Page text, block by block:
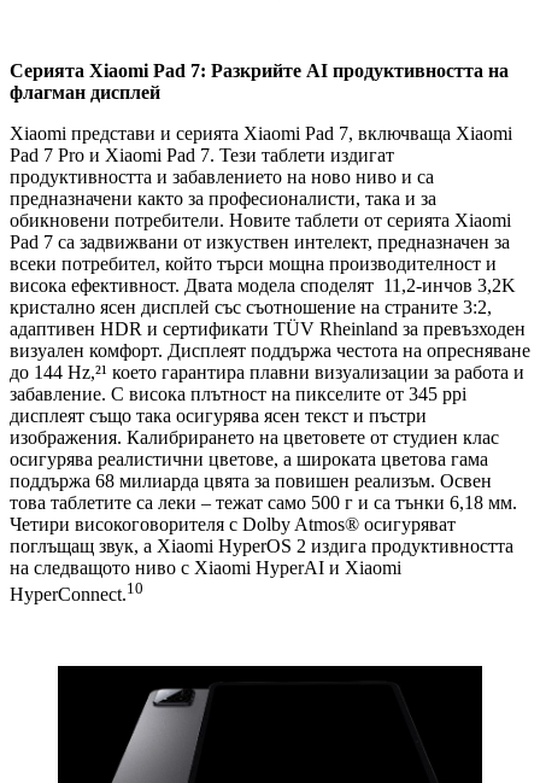
Серията Xiaomi Pad 7: Разкрийте AI продуктивността на
флагман дисплей
Xiaomi представи и серията Xiaomi Pad 7, включваща Xiaomi
Pad 7 Pro и Xiaomi Pad 7. Тези таблети издигат
продуктивността и забавлението на ново ниво и са
предназначени както за професионалисти, така и за
обикновени потребители. Новите таблети от серията Xiaomi
Pad 7 са задвижвани от изкуствен интелект, предназначен за
всеки потребител, който търси мощна производителност и
висока ефективност. Двата модела споделят 11,2-инчов 3,2K
кристално ясен дисплей със съотношение на страните 3:2,
адаптивен HDR и сертификати TÜV Rheinland за превъзходен
визуален комфорт. Дисплеят поддържа честота на опресняване
до 144 Hz,²¹ което гарантира плавни визуализации за работа и
забавление. С висока плътност на пикселите от 345 ppi
дисплеят също така осигурява ясен текст и пъстри
изображения. Калибрирането на цветовете от студиен клас
осигурява реалистични цветове, а широката цветова гама
поддържа 68 милиарда цвята за повишен реализъм. Освен
това таблетите са леки – тежат само 500 г и са тънки 6,18 мм.
Четири високоговорителя с Dolby Atmos® осигуряват
поглъщащ звук, а Xiaomi HyperOS 2 издига продуктивността
на следващото ниво с Xiaomi HyperAI и Xiaomi
HyperConnect.10